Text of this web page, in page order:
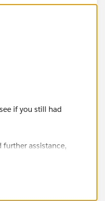
if you still had
further assistance,
to mark a post as
for your contribution